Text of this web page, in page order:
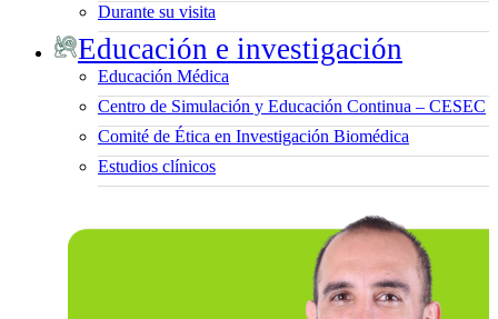
Durante su visita
Educación e investigación
Educación Médica
Centro de Simulación y Educación Continua – CESEC
Comité de Ética en Investigación Biomédica
Estudios clínicos